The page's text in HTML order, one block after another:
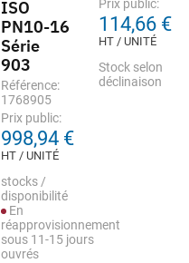
ISO
PN10-16
Série
903
Référence:
1768905
Prix public:
998,94 €
HT / UNITÉ
stocks /
disponibilité
En
réapprovisionnement
sous 11-15 jours
ouvrés
Prix public:
114,66 €
HT / UNITÉ
Stock selon
déclinaison